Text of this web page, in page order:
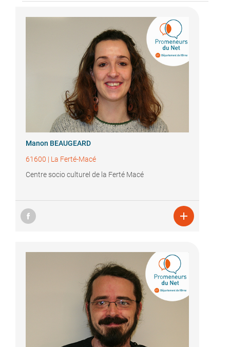
Manon BEAUGEARD
61600 | La Ferté-Macé
Centre socio culturel de la Ferté Macé
